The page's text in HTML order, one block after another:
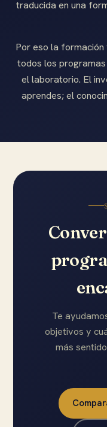
traducida en una
Por eso la
todos los
el laboratorio. El
aprendes; el
Te
objetivos y
más